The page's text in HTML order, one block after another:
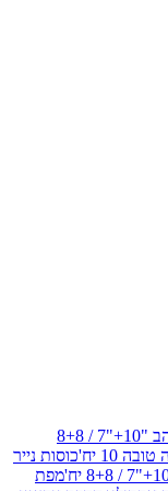
סט צלחות שנה טובה קרם זהב "10+"7 / 8+8
כוסות נייר
מפת